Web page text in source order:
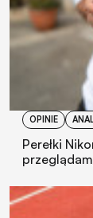
OPINIE
Perełki